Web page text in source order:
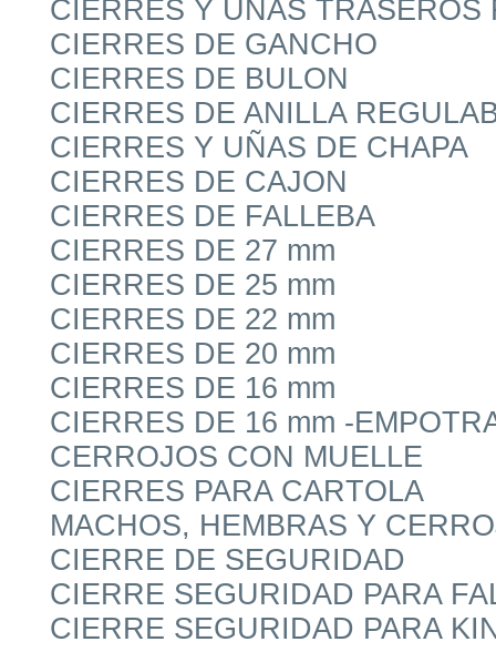
CIERRES Y UÑAS TRASEROS
CIERRES DE GANCHO
CIERRES DE BULON
CIERRES DE ANILLA
CIERRES Y UÑAS DE CHAPA
CIERRES DE CAJON
CIERRES DE FALLEBA
CIERRES DE 27 mm
CIERRES DE 25 mm
CIERRES DE 22 mm
CIERRES DE 20 mm
CIERRES DE 16 mm
CIERRES DE 16 mm -
CERROJOS CON MUELLE
CIERRES PARA CARTOLA
MACHOS, HEMBRAS Y
CIERRE DE SEGURIDAD
CIERRE SEGURIDAD PARA
CIERRE SEGURIDAD PARA